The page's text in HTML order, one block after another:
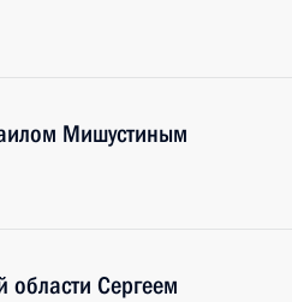
Мишустиным
области Сергеем